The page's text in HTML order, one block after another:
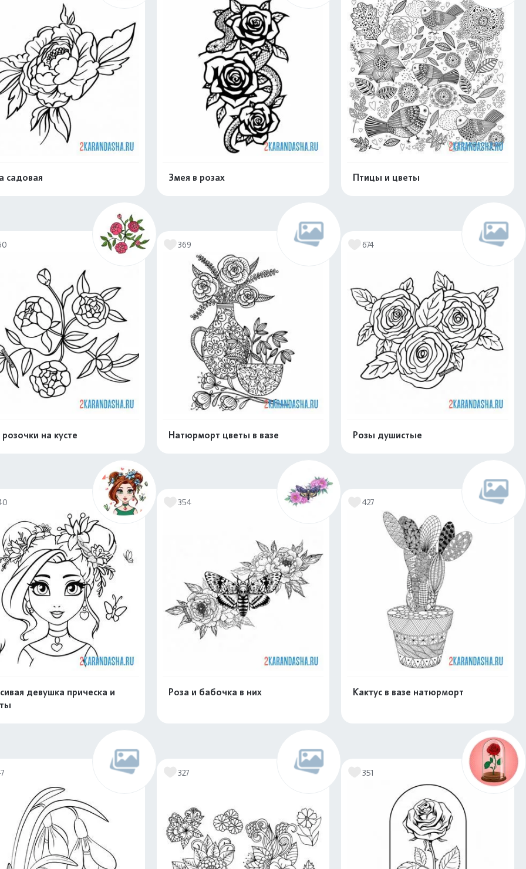
садовая Змея в розах Птицы и цветы
на кусте
Распечатать и скачать
369
Натюрморт цветы в вазе
674
Розы душистые
девушка прическа и
354
Роза и бабочка в них
427
Кактус в вазе натюрморт
Распечатать и скачать
327 351